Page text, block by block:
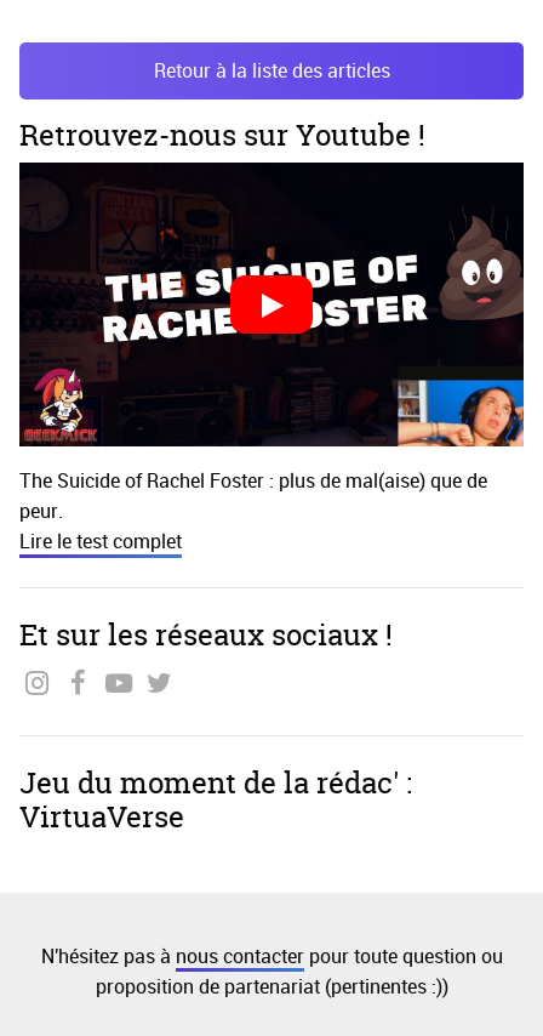
Retour à la liste des articles
Retrouvez-nous sur Youtube !
The Suicide of Rachel Foster : plus de mal(aise) que de
peur.
Lire le test complet
Et sur les réseaux sociaux !
Jeu du moment de la rédac' :
VirtuaVerse
N'hésitez pas à nous contacterpour toute question ou
proposition de partenariat (pertinentes :))